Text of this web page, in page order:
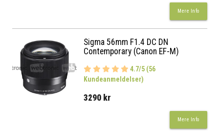
Mere Info
Sigma 56mm F1.4 DC DN
Contemporary (Canon EF-M)
4.7/5 (56
Kundeanmeldelser)
3290 kr
Mere Info